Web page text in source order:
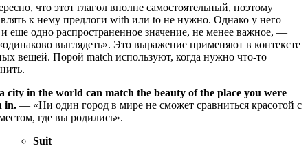
что этот глагол вполне самостоятельный, поэтому
к нему предлоги with или to не нужно. Однако у него
и еще одно распространенное значение, не менее важное, ―
выглядеть». Это выражение применяют в контексте
вещей. Порой match используют, когда нужно что-то
city in the world can match the beauty of the place you were
in. ― «Ни один город в мире не сможет сравниться красотой с
где вы родились».
Suit